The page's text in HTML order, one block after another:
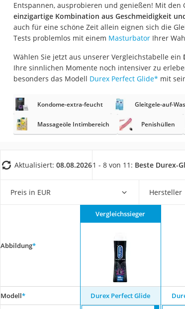
Epilierer
Philips-
Entspannen, ausprobieren und genießen! Mit den
einzigartige Kombination aus Geschmeidigkeit
auch für eine schöne Zeit allein eignen sich die
Tests problemlos mit einem MasturbatorIhrer
Wählen Sie jetzt aus unserer Vergleichstabelle ein
Ihre sinnlichen Momente noch intensiver zu
besonders das Modell Durex Perfect Glide* mit
Kondome-extra-feucht Gleitgele-auf-
Massageöle Intimbereich Penishüllen
Aktualisiert: 08.08.20261 - 8 von 11: Beste Durex-
Preis in EUR Hersteller
Abbildung*
Vergleichssieger
Modell* Durex Perfect Glide